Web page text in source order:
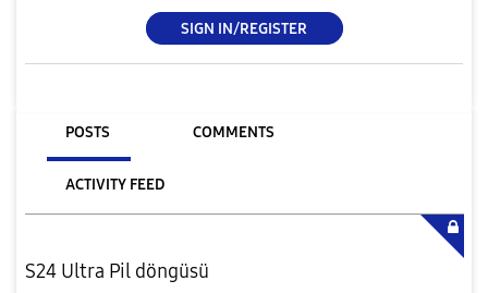
SIGN IN/REGISTER
POSTS COMMENTS
ACTIVITY FEED
S24 Ultra Pil döngüsü